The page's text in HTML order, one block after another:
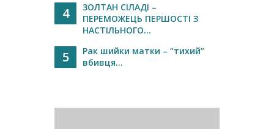
4
ЗОЛТАН СІЛАДІ –
ПЕРЕМОЖЕЦЬ ПЕРШОСТІ З
НАСТІЛЬНОГО...
5
Рак шийки матки – “тихий”
вбивця...